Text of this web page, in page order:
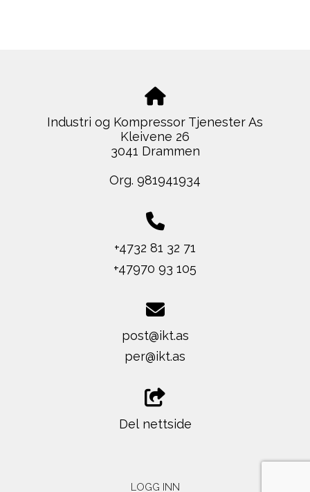
Industri og Kompressor Tjenester As
Kleivene 26
3041 Drammen
Org. 981941934
+4732 81 32 71
+47970 93 105
post@ikt.as
per@ikt.as
Del nettside
LOGG INN